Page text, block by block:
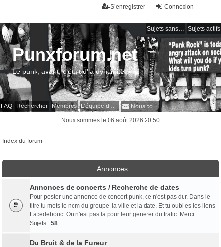
Connexion
S’enregistrer
Sujets sans réponse Sujets actifs
FAQ Rechercher Membres L’équipe du forum Nous contacter
Punxforum.net
Le punk, avant, c'était d'la dynamite !
Nous sommes le 06 août 2026 20:50
Index du forum
Annonces
Annonces de concerts / Recherche de dates
Pour poster une annonce de concert punk, ce n'est pas dur. Dans le
titre tu mets le nom du groupe, la ville et la date. Et tu oublies les liens
Facedebouc. On n'est pas là pour leur générer du trafic. Merci.
Sujets : 58
Du Bruit & de la Fureur